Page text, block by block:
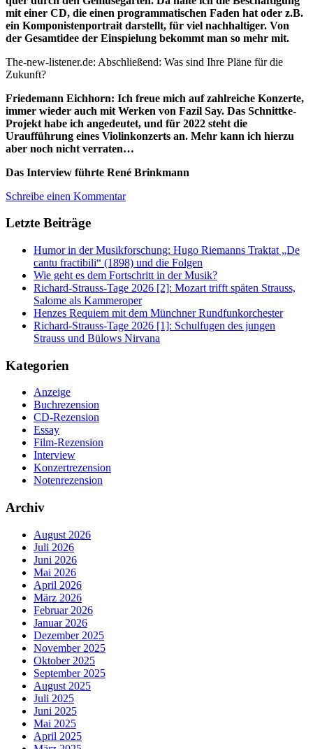
mit einer CD, die einen programmatischen Faden hat oder z.B.
ein Komponistenportrait darstellt, für viel nachhaltiger. Von
der Gesamtidee der Einspielung bekommt man so mehr mit.
The-new-listener.de: Abschließend: Was sind Ihre Pläne für die
Zukunft?
Friedemann Eichhorn: Ich freue mich auf zahlreiche Konzerte,
immer wieder auch mit Werken von Fazil Say. Das Schnittke-
Projekt habe ich angedeutet, und für 2022 steht die
Uraufführung eines Violinkonzerts an. Mehr kann ich hierzu
aber noch nicht verraten…
Das Interview führte René Brinkmann
Schreibe einen Kommentar
Letzte Beiträge
Humor in der Musikforschung: Hugo Riemanns Traktat „De
cantu fractibili“ (1898) und die Folgen
Wie geht es dem Fortschritt in der Musik?
Richard-Strauss-Tage 2026 [2]: Mozart trifft späten Strauss,
Salome als Kammeroper
Henzes Requiem mit dem Münchner Rundfunkorchester
Richard-Strauss-Tage 2026 [1]: Schulfugen des jungen
Strauss und Bülows Nirvana
Kategorien
Anzeige
Buchrezension
CD-Rezension
Essay
Film-Rezension
Interview
Konzertrezension
Notenrezension
Archiv
August 2026
Juli 2026
Juni 2026
Mai 2026
April 2026
März 2026
Februar 2026
Januar 2026
Dezember 2025
November 2025
Oktober 2025
September 2025
August 2025
Juli 2025
Juni 2025
Mai 2025
April 2025